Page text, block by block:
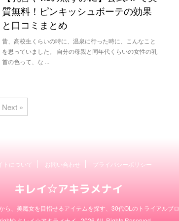
質無料！ピンキッシュボーテの効果
と口コミまとめ
昔、高校生くらいの時に、温泉に行った時に、こんなこと
を思っていました。 自分の母親と同年代くらいの女性の乳
首の色って、な ...
Next »
トについて お問い合わせ プライバシーポリシー
キレイ☆アキラメナイ
ら、美魔女を目指せるアイテムを探す、30代OLのトライアルブ